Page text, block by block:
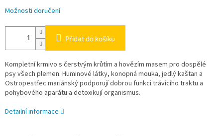
Možnosti doručení
Přidat do košíku
Kompletní krmivo s čerstvým krůtím a hovězím masem pro dospělé
psy všech plemen. Huminové látky, konopná mouka, jedlý kaštan a
Ostropestřec mariánský podporují dobrou funkci trávícího traktu a
pohybového aparátu a detoxikují organismus.
Detailní informace